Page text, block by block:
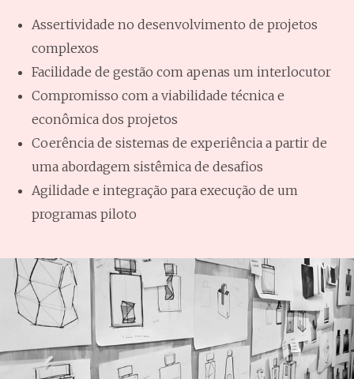
Assertividade no desenvolvimento de projetos
complexos
Facilidade de gestão com apenas um interlocutor
Compromisso com a viabilidade técnica e
econômica dos projetos
Coerência de sistemas de experiência a partir de
uma abordagem sistêmica de desafios
Agilidade e integração para execução de um
programas piloto